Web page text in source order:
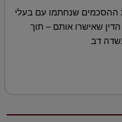
שנחתמו עם בעלי
שאישרו אותם – תוך
דב